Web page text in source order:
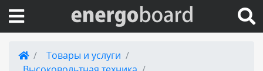
Вход на сайт
Товары и услуги